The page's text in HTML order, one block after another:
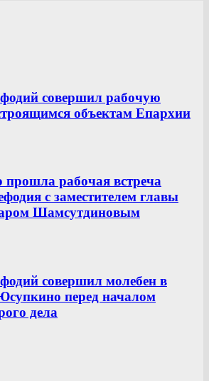
совершил рабочую
объектам Епархии
прошла рабочая встреча
с заместителем главы
Шамсутдиновым
совершил молебен в
перед началом
дела